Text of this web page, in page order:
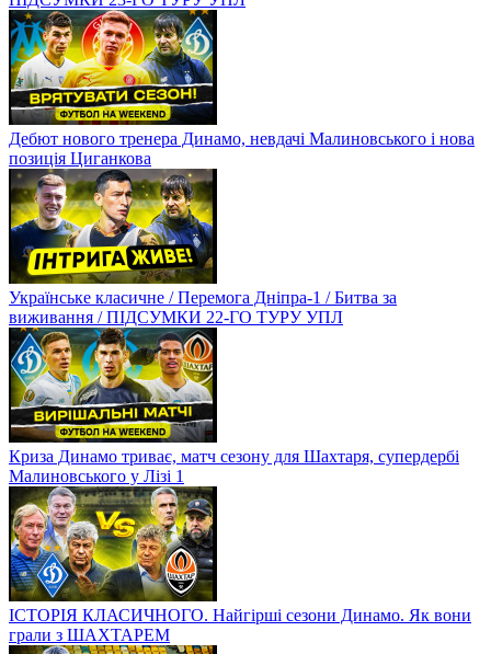
Дебют нового тренера Динамо, невдачі Малиновського і нова
позиція Циганкова
Українське класичне / Перемога Дніпра-1 / Битва за
виживання / ПІДСУМКИ 22-ГО ТУРУ УПЛ
Криза Динамо триває, матч сезону для Шахтаря, супердербі
Малиновського у Лізі 1
ІСТОРІЯ КЛАСИЧНОГО. Найгірші сезони Динамо. Як вони
грали з ШАХТАРЕМ